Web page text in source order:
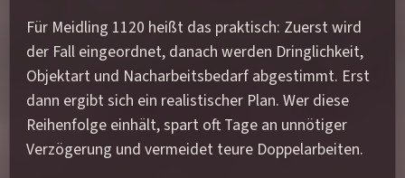
Für Meidling 1120 heißt das praktisch: Zuerst wird
der Fall eingeordnet, danach werden Dringlichkeit,
Objektart und Nacharbeitsbedarf abgestimmt. Erst
dann ergibt sich ein realistischer Plan. Wer diese
Reihenfolge einhält, spart oft Tage an unnötiger
Verzögerung und vermeidet teure Doppelarbeiten.